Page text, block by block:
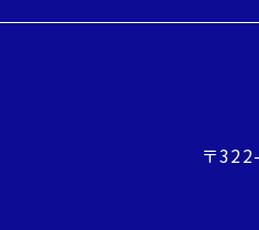
〒